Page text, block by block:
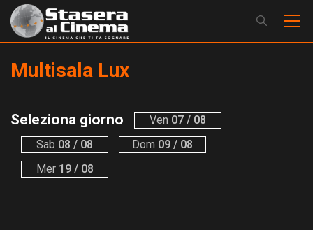
Multisala Lux
Seleziona giorno Ven 07 / 08
Sab 08 / 08 Dom 09 / 08
Mer19 / 08